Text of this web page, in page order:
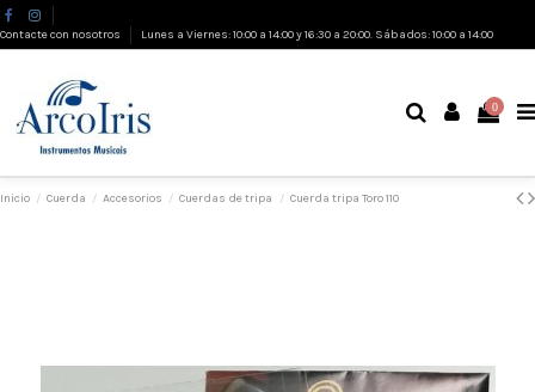
Contacte con nosotros Lunes a Viernes: 10:00 a 14:00 y 16:30 a 20:00. Sábados: 10:00 a 14:00
0
Inicio Cuerda Accesorios Cuerdas de tripa Cuerda tripa Toro 110